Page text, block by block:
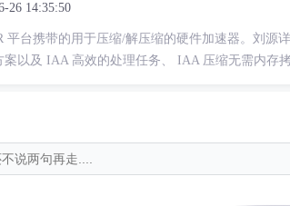
26 14:35:50
平台携带的用于压缩/解压缩的硬件加速器。刘源
以及 IAA 高效的处理任务、 IAA 压缩无需内存拷